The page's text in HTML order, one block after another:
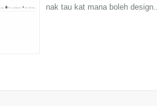
nak tau kat mana boleh